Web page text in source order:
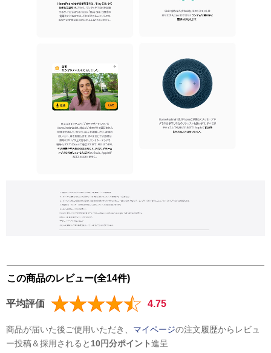
この商品のレビュー(全14件)
平均評価 4.75
商品が届いた後ご使用いただき、 マイページの注文履歴からレビュ
ー投稿＆採用されると 10円分ポイント進呈